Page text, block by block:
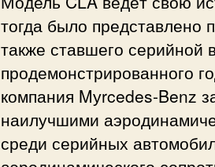
тогда было представлено
также ставшего серийной
продемонстрированного
компания Mуrcedes-Benz
наилучшими
среди серийных